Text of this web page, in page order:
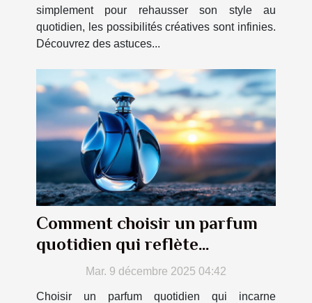
simplement pour rehausser son style au
quotidien, les possibilités créatives sont infinies.
Découvrez des astuces...
Comment choisir un parfum
quotidien qui reflète
l'élégance sportive ?
Mar. 9 décembre 2025 04:42
Choisir un parfum quotidien qui incarne